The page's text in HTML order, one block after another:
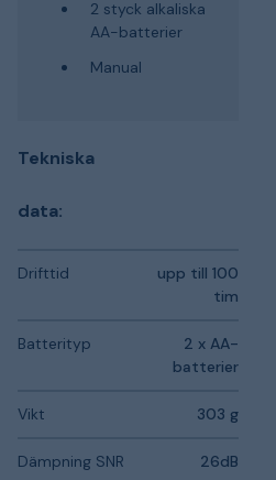
2 styck alkaliska
AA-batterier
Manual
Tekniska
data:
Drifttid
upp till 100
tim
Batterityp
2 x AA-
batterier
Vikt 303 g
Dämpning SNR 26dB